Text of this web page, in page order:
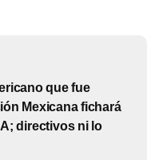
que fue
Mexicana fichará
directivos ni lo